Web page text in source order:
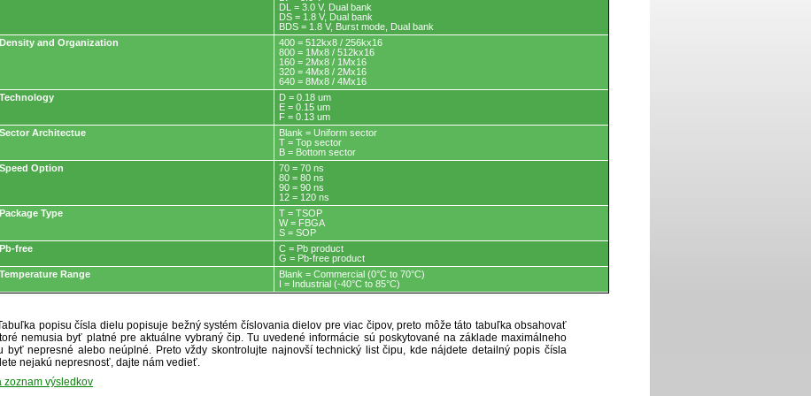
DL = 3.0 V, Dual bank
DS = 1.8 V, Dual bank
BDS = 1.8 V, Burst mode, Dual bank
Density and Organization
400 = 512kx8 / 256kx16
800 = 1Mx8 / 512kx16
160 = 2Mx8 / 1Mx16
320 = 4Mx8 / 2Mx16
640 = 8Mx8 / 4Mx16
Technology
D = 0.18 um
E = 0.15 um
F = 0.13 um
Sector Architectue
Blank = Uniform sector
T = Top sector
B = Bottom sector
Speed Option
70 = 70 ns
80 = 80 ns
90 = 90 ns
12 = 120 ns
Package Type
T = TSOP
W = FBGA
S = SOP
Pb-free
C = Pb product
G = Pb-free product
Temperature Range
Blank = Commercial (0°C to 70°C)
I = Industrial (-40°C to 85°C)
popisu čísla dielu popisuje bežný systém číslovania dielov pre viac čipov, preto môže táto tabuľka obsahovať
nemusia byť platné pre aktuálne vybraný čip. Tu uvedené informácie sú poskytované na základe maximálneho
byť nepresné alebo neúplné. Preto vždy skontrolujte najnovší technický list čipu, kde nájdete detailný popis čísla
nejakú nepresnosť, dajte nám vedieť.
výsledkov